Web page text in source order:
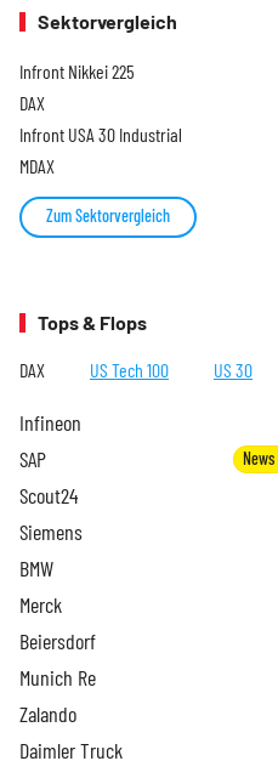
Sektorvergleich
Infront Nikkei 225
DAX
Infront USA 30 Industrial
MDAX
Zum Sektorvergleich
Tops & Flops
DAX US Tech 100 US 30
Infineon
SAP News
Scout24
Siemens
BMW
Merck
Beiersdorf
Munich Re
Zalando
Daimler Truck